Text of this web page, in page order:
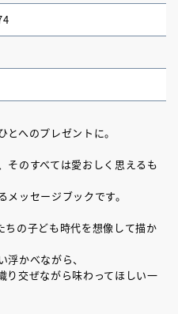
へのプレゼントに。
のすべては愛おしく思えるも
ッセージブックです。
ちの子ども時代を想像して描か
かべながら、
り交ぜながら味わってほしい一